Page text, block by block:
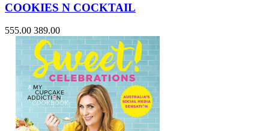
COOKIES N COCKTAIL
555.00 389.00